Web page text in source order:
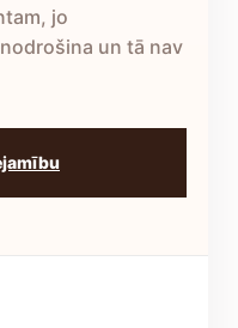
jo
un tā nav